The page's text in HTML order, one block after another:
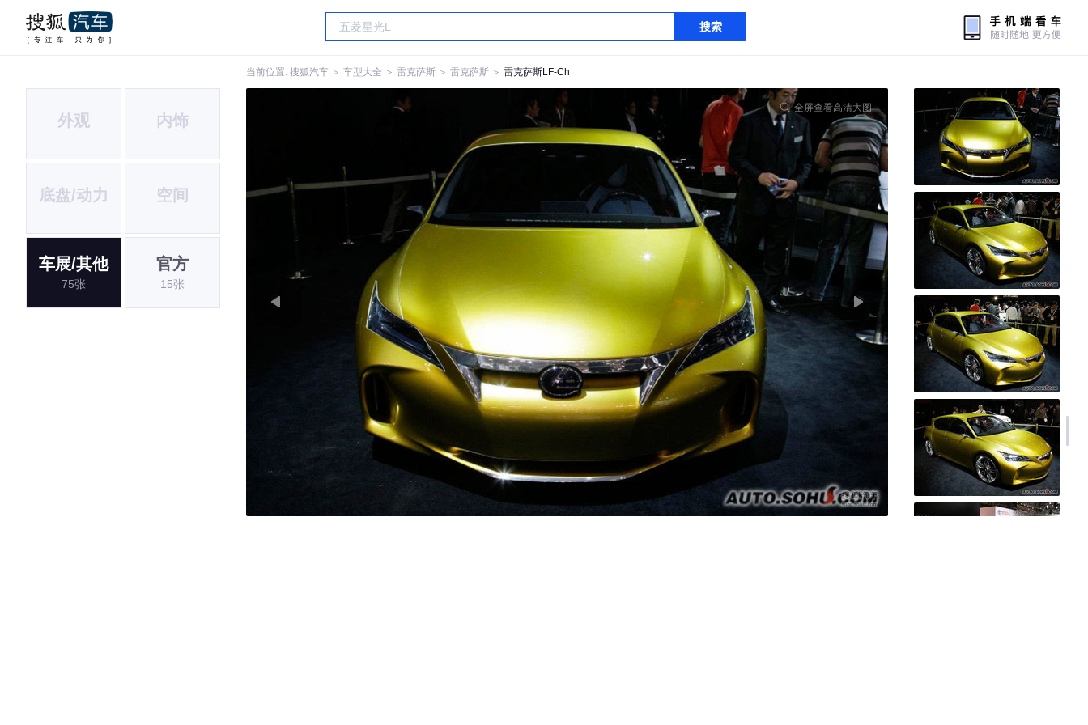
搜索
当前位置: 搜狐汽车 ＞ 车型大全 ＞ 雷克萨斯 ＞ 雷克萨斯 ＞ 雷克萨斯LF-Ch
外观 内饰
底盘/动力 空间
车展/其他
75张
官方
15张
全屏查看高清大图